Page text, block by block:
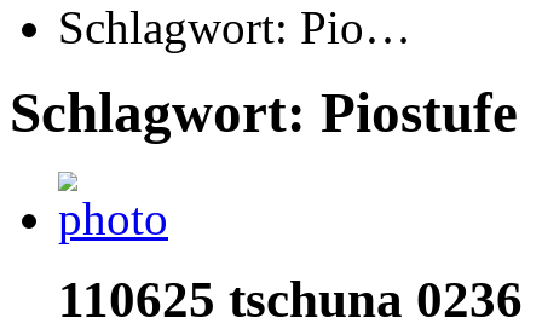
Schlagwort: Pio…
Schlagwort: Piostufe
110625 tschuna 0236